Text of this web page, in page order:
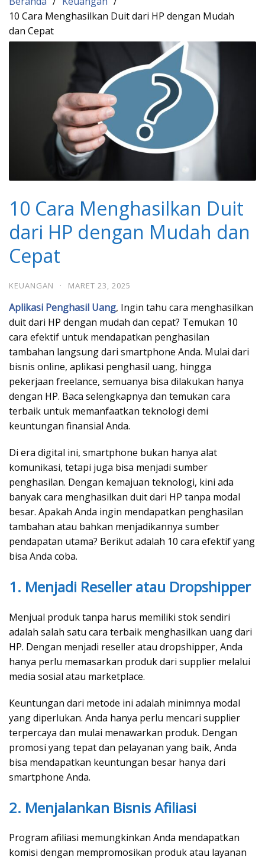
10 Cara Menghasilkan Duit dari HP dengan Mudah
dan Cepat
10 Cara Menghasilkan Duit
dari HP dengan Mudah dan
Cepat
KEUANGAN · MARET 23, 2025
Aplikasi Penghasil Uang, Ingin tahu cara menghasilkan
duit dari HP dengan mudah dan cepat? Temukan 10
cara efektif untuk mendapatkan penghasilan
tambahan langsung dari smartphone Anda. Mulai dari
bisnis online, aplikasi penghasil uang, hingga
pekerjaan freelance, semuanya bisa dilakukan hanya
dengan HP. Baca selengkapnya dan temukan cara
terbaik untuk memanfaatkan teknologi demi
keuntungan finansial Anda.
Di era digital ini, smartphone bukan hanya alat
komunikasi, tetapi juga bisa menjadi sumber
penghasilan. Dengan kemajuan teknologi, kini ada
banyak cara menghasilkan duit dari HP tanpa modal
besar. Apakah Anda ingin mendapatkan penghasilan
tambahan atau bahkan menjadikannya sumber
pendapatan utama? Berikut adalah 10 cara efektif yang
bisa Anda coba.
1. Menjadi Reseller atau Dropshipper
Menjual produk tanpa harus memiliki stok sendiri
adalah salah satu cara terbaik menghasilkan uang dari
HP. Dengan menjadi reseller atau dropshipper, Anda
hanya perlu memasarkan produk dari supplier melalui
media sosial atau marketplace.
Keuntungan dari metode ini adalah minimnya modal
yang diperlukan. Anda hanya perlu mencari supplier
terpercaya dan mulai menawarkan produk. Dengan
promosi yang tepat dan pelayanan yang baik, Anda
bisa mendapatkan keuntungan besar hanya dari
smartphone Anda.
2. Menjalankan Bisnis Afiliasi
Program afiliasi memungkinkan Anda mendapatkan
komisi dengan mempromosikan produk atau layanan